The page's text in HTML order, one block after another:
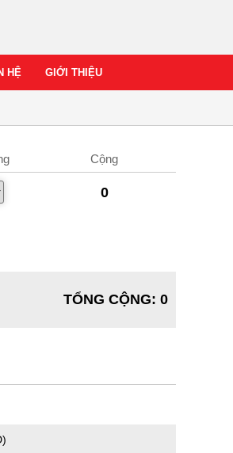
HỆ GIỚI THIỆU
Cộng
0
TỔNG CỘNG: 0